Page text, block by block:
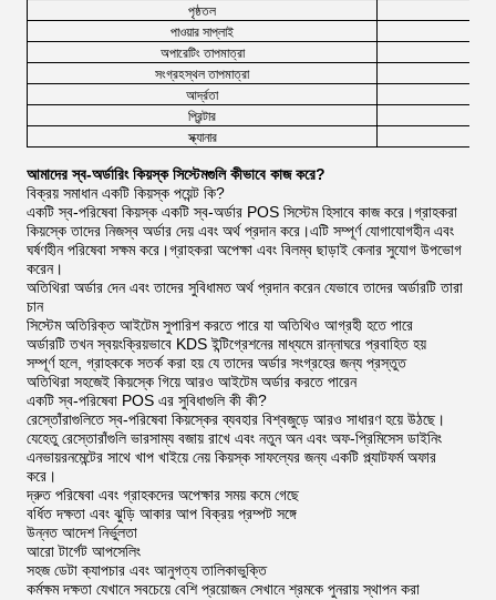
পৃষ্ঠতল
পাওয়ার সাপ্লাই
অপারেটিং তাপমাত্রা
সংগ্রহস্থল তাপমাত্রা
আর্দ্রতা
প্রিন্টার
স্ক্যানার
আমাদের স্ব-অর্ডারিং কিয়স্ক সিস্টেমগুলি কীভাবে কাজ করে?
বিক্রয় সমাধান একটি কিয়স্ক পয়েন্ট কি?
একটি স্ব-পরিষেবা কিয়স্ক একটি স্ব-অর্ডার POS সিস্টেম হিসাবে কাজ করে।গ্রাহকরা
কিয়স্কে তাদের নিজস্ব অর্ডার দেয় এবং অর্থ প্রদান করে।এটি সম্পূর্ণ যোগাযোগহীন এবং
ঘর্ষণহীন পরিষেবা সক্ষম করে।গ্রাহকরা অপেক্ষা এবং বিলম্ব ছাড়াই কেনার সুযোগ উপভোগ
করেন।
অতিথিরা অর্ডার দেন এবং তাদের সুবিধামত অর্থ প্রদান করেন যেভাবে তাদের অর্ডারটি তারা
চান
সিস্টেম অতিরিক্ত আইটেম সুপারিশ করতে পারে যা অতিথিও আগ্রহী হতে পারে
অর্ডারটি তখন স্বয়ংক্রিয়ভাবে KDS ইন্টিগ্রেশনের মাধ্যমে রান্নাঘরে প্রবাহিত হয়
সম্পূর্ণ হলে, গ্রাহককে সতর্ক করা হয় যে তাদের অর্ডার সংগ্রহের জন্য প্রস্তুত
অতিথিরা সহজেই কিয়স্কে গিয়ে আরও আইটেম অর্ডার করতে পারেন
একটি স্ব-পরিষেবা POS এর সুবিধাগুলি কী কী?
রেস্তোঁরাগুলিতে স্ব-পরিষেবা কিয়স্কের ব্যবহার বিশ্বজুড়ে আরও সাধারণ হয়ে উঠছে।
যেহেতু রেস্তোরাঁগুলি ভারসাম্য বজায় রাখে এবং নতুন অন এবং অফ-প্রিমিসেস ডাইনিং
এনভায়রনমেন্টের সাথে খাপ খাইয়ে নেয় কিয়স্ক সাফল্যের জন্য একটি প্ল্যাটফর্ম অফার
করে।
দ্রুত পরিষেবা এবং গ্রাহকদের অপেক্ষার সময় কমে গেছে
বর্ধিত দক্ষতা এবং ঝুড়ি আকার আপ বিক্রয় প্রম্পট সঙ্গে
উন্নত আদেশ নির্ভুলতা
আরো টার্গেট আপসেলিং
সহজ ডেটা ক্যাপচার এবং আনুগত্য তালিকাভুক্তি
কর্মক্ষম দক্ষতা যেখানে সবচেয়ে বেশি প্রয়োজন সেখানে শ্রমকে পুনরায় স্থাপন করা